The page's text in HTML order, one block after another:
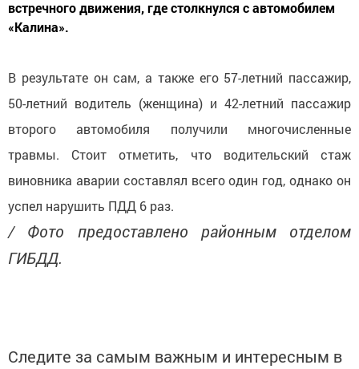
встречного движения, где столкнулся с автомобилем
«Калина».
В результате он сам, а также его 57-летний пассажир,
50-летний водитель (женщина) и 42-летний пассажир
второго автомобиля получили многочисленные
травмы. Стоит отметить, что водительский стаж
виновника аварии составлял всего один год, однако он
успел нарушить ПДД 6 раз.
/ Фото предоставлено районным отделом
ГИБДД.
Следите за самым важным и интересным в